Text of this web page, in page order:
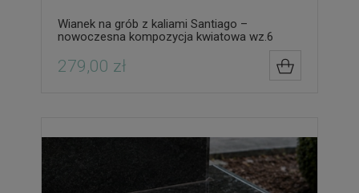
Wianek na grób z kaliami Santiago –
nowoczesna kompozycja kwiatowa wz.6
279,00 zł